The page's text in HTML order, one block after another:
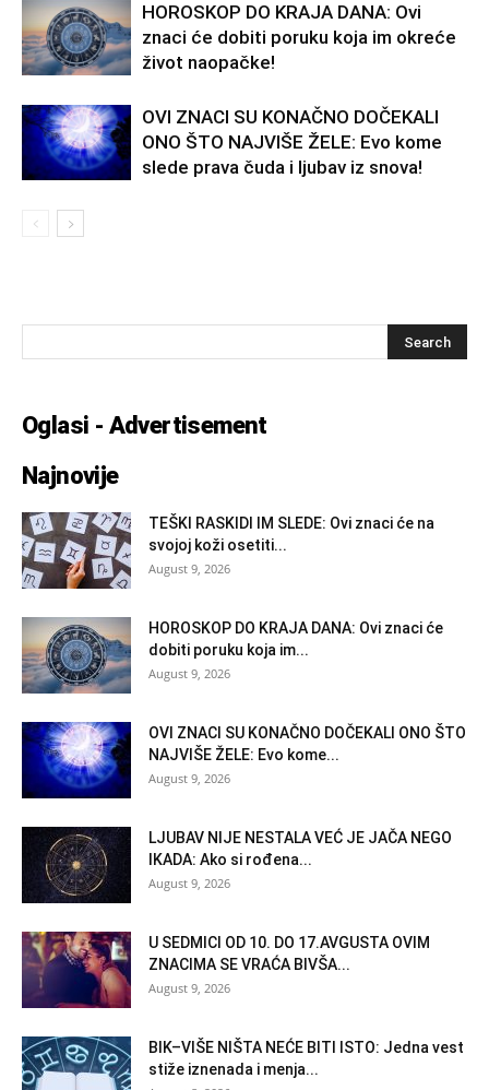
HOROSKOP DO KRAJA DANA: Ovi
znaci će dobiti poruku koja im okreće
život naopačke!
OVI ZNACI SU KONAČNO DOČEKALI
ONO ŠTO NAJVIŠE ŽELE: Evo kome
slede prava čuda i ljubav iz snova!
Oglasi - Advertisement
Najnovije
TEŠKI RASKIDI IM SLEDE: Ovi znaci će na
svojoj koži osetiti...
August 9, 2026
HOROSKOP DO KRAJA DANA: Ovi znaci će
dobiti poruku koja im...
August 9, 2026
OVI ZNACI SU KONAČNO DOČEKALI ONO ŠTO
NAJVIŠE ŽELE: Evo kome...
August 9, 2026
LJUBAV NIJE NESTALA VEĆ JE JAČA NEGO
IKADA: Ako si rođena...
August 9, 2026
U SEDMICI OD 10. DO 17.AVGUSTA OVIM
ZNACIMA SE VRAĆA BIVŠA...
August 9, 2026
BIK–VIŠE NIŠTA NEĆE BITI ISTO: Jedna vest
stiže iznenada i menja...